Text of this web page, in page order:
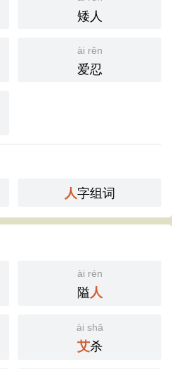
矮人
ài rěn
爱忍
人字组词
ài rén
隘人
ài shā
艾杀